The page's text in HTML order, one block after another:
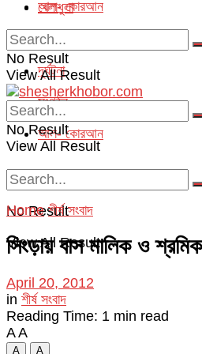
খেলাধুলা
অপরাধ
দূর্ঘটনা
সংগঠন
আল- কোরআন
No Result
View All Result
আল- কোরআন
No Result
View All Result
No Result
View All Result
Home শীর্ষ সংবাদ
সিংড়ায় বাস মালিক ও
April 20, 2012
in শীর্ষ সংবাদ
Reading Time: 1 min read
A A
A
A